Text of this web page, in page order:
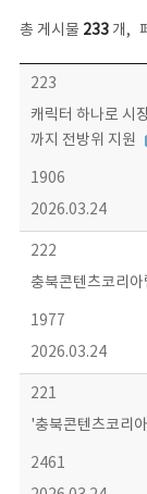
총 게시물 233개,
보도자료 목록 - 번호, 제목, 작성자, 파일, 조회수, 작성일 정보 제공
223
캐릭터 하나로 시
까지 전방위 지원
1906
2026.03.24
222
충북콘텐츠코리
1977
2026.03.24
221
'충북콘텐츠코리
2461